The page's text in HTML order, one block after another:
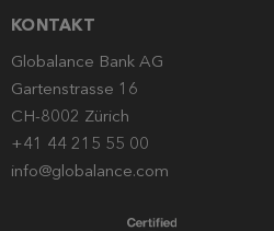
KONTAKT
Globalance Bank AG
Gartenstrasse 16
CH-8002 Zürich
+41 44 215 55 00
info@globalance.com